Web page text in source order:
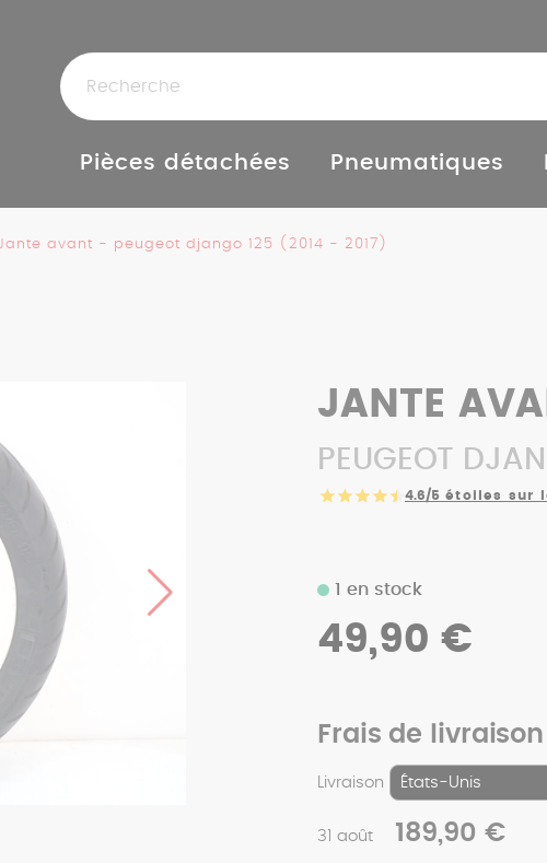
Pièces détachées Pneumatiques
avant - peugeot django 125 (2014 - 2017)
JANTE
PEUGEOT
4.6/5 étoiles sur
Frais de livraison
Livraison
31 août 189,90 €
1 en stock
49,90 €